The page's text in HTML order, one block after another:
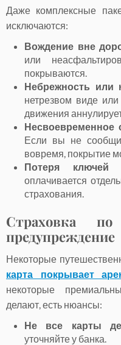
Даже комплексные
исключаются:
Вождение вне
или
покрываются.
Небрежность или
нетрезвом виде
движения
Несвоевременное
Если вы не
вовремя, покрытие
Потеря ключей
оплачивается
страхования.
Страховка
предупреждение
Некоторые
карта покрывает
некоторые
делают, есть нюансы:
Не все карты
уточняйте у банка.